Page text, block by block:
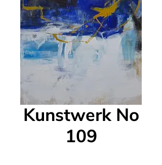
Kunstwerk No
109